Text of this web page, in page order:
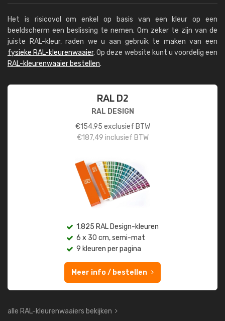
Het is risicovol om enkel op basis van een kleur op een
beeldscherm een beslissing te nemen. Om zeker te zijn van de
juiste RAL-kleur, raden we u aan gebruik te maken van een
fysieke RAL-kleurenwaaier. Op deze website kunt u voordelig een
RAL-kleurenwaaier bestellen.
RAL D2
RAL DESIGN
€154,95 exclusief BTW
€187,49 inclusief BTW
1.825 RAL Design-kleuren
6 x 30 cm, semi-mat
9 kleuren per pagina
Meer info / bestellen
alle RAL-kleurenwaaiers bekijken